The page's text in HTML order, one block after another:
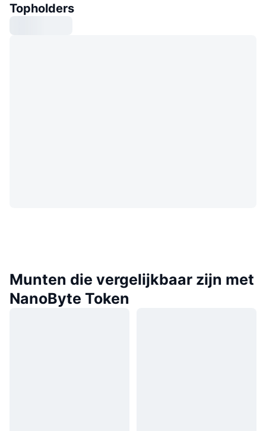
Topholders
Munten die vergelijkbaar zijn met
NanoByte Token